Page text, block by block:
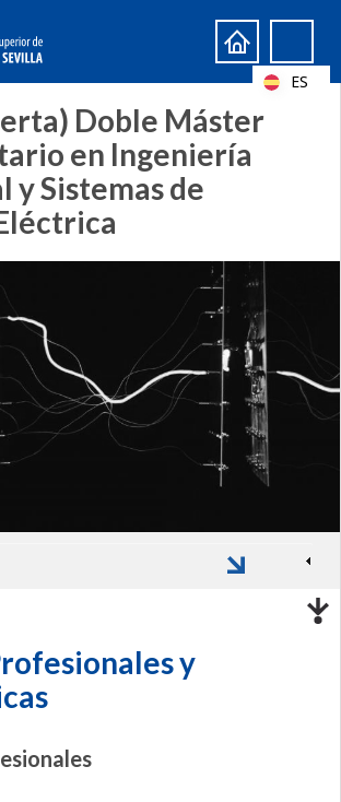
Doble Máster
en Ingeniería
y Sistemas de
y
ES